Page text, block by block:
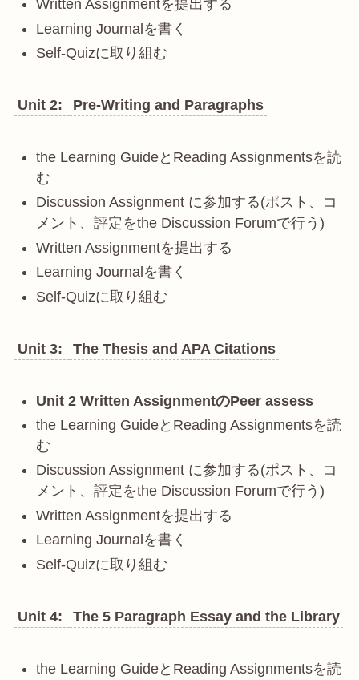
Written Assignmentを提出する
Learning Journalを書く
Self-Quizに取り組む
Unit 2: Pre-Writing and Paragraphs
the Learning GuideとReading Assignmentsを読
む
Discussion Assignment に参加する(ポスト、コ
メント、評定をthe Discussion Forumで行う)
Written Assignmentを提出する
Learning Journalを書く
Self-Quizに取り組む
Unit 3: The Thesis and APA Citations
Unit 2 Written AssignmentのPeer assess
the Learning GuideとReading Assignmentsを読
む
Discussion Assignment に参加する(ポスト、コ
メント、評定をthe Discussion Forumで行う)
Written Assignmentを提出する
Learning Journalを書く
Self-Quizに取り組む
Unit 4: The 5 Paragraph Essay and the Library
the Learning GuideとReading Assignmentsを読